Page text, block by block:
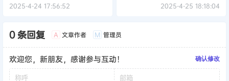
2025-4-24 17:56:52 2025-4-25 18:18:04
0 条回复 A 文章作者 M 管理员
欢迎您，新朋友，感谢参与互动！ 确认修改